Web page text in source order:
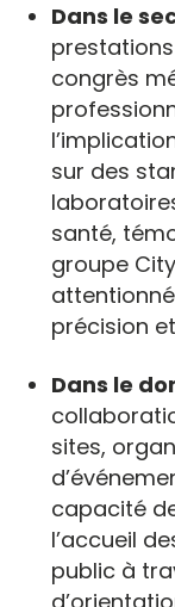
Dans le
congrès
sur des
santé,
groupe
précision
Dans le
sites,
capacité
l’accueil
public à